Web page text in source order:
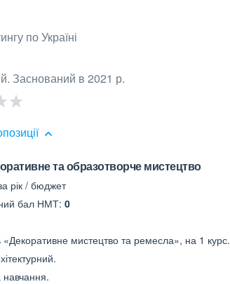
по Україні
Заснований в 2021 р.
та образотворче мистецтво
рік / бюджет
бал НМТ: 0
«Декоративне мистецтво та ремесла», на 1 курс.